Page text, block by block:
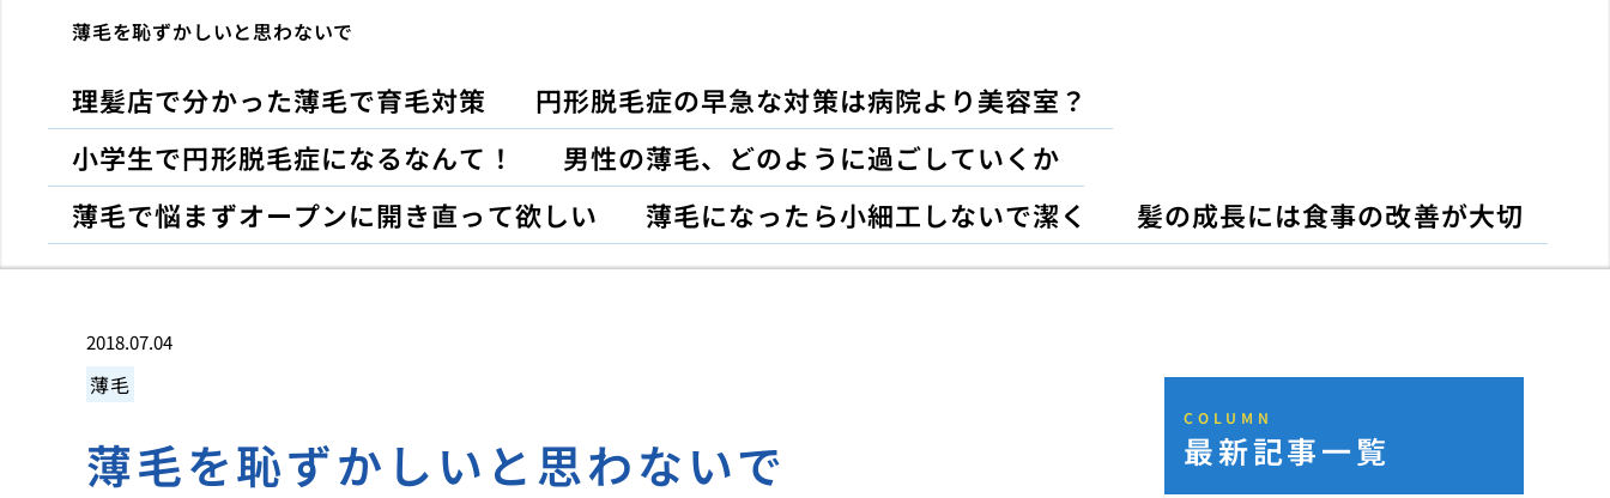
薄毛を恥ずかしいと思わないで
理髪店で分かった薄毛で育毛対策
円形脱毛症の早急な対策は病院より美容室？
小学生で円形脱毛症になるなんて！
男性の薄毛、どのように過ごしていくか
薄毛で悩まずオープンに開き直って欲しい
薄毛になったら小細工しないで潔く 髪の成長には食事の改善が大切
2018.07.04
薄毛
薄毛を恥ずかしいと思わないで
COLUMN
最新記事一覧